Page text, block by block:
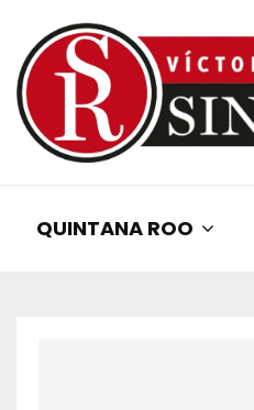
QUINTANA ROO